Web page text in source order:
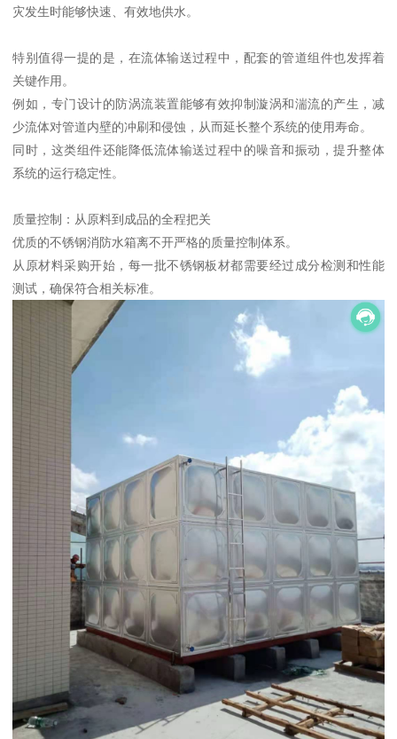
灾发生时能够快速、有效地供水。
特别值得一提的是，在流体输送过程中，配套的管道组件也发挥着
关键作用。
例如，专门设计的防涡流装置能够有效抑制漩涡和湍流的产生，减
少流体对管道内壁的冲刷和侵蚀，从而延长整个系统的使用寿命。
同时，这类组件还能降低流体输送过程中的噪音和振动，提升整体
系统的运行稳定性。
质量控制：从原料到成品的全程把关
优质的不锈钢消防水箱离不开严格的质量控制体系。
从原材料采购开始，每一批不锈钢板材都需要经过成分检测和性能
测试，确保符合相关标准。